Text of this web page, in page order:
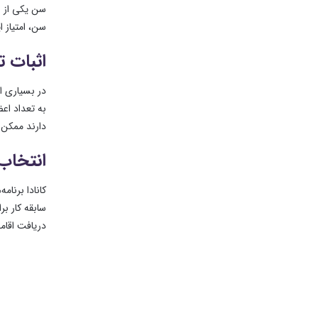
سن،
در بسیاری
به تعداد
دارند
کانادا
دریافت